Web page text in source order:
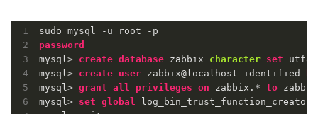
password
mysql> create database zabbix character set
mysql> create user zabbix@localhost identified
mysql> grant all privileges on zabbix.* to
mysql> set global